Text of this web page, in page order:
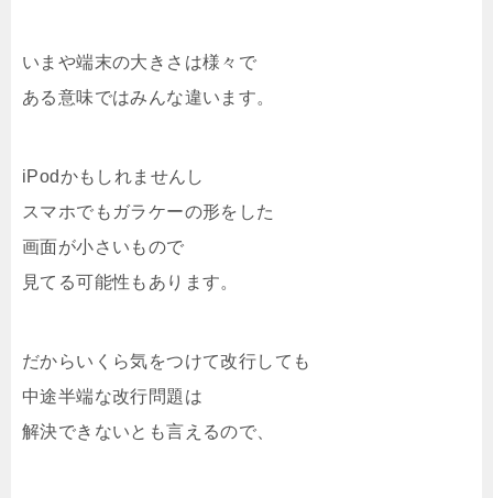
いまや端末の大きさは様々で
ある意味ではみんな違います。
iPodかもしれませんし
スマホでもガラケーの形をした
画面が小さいもので
見てる可能性もあります。
だからいくら気をつけて改行しても
中途半端な改行問題は
解決できないとも言えるので、